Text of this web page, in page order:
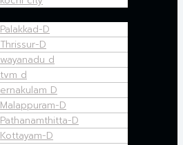
Palakkad-D
Thrissur-D
wayanadu d
tvm d
ernakulam D
Malappuram-D
Pathanamthitta-D
Kottayam-D